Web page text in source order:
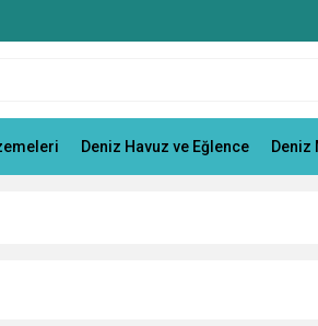
Deniz Havuz ve Eğlence Deniz